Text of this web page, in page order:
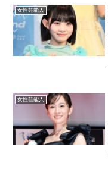
女性芸能人
女性芸能人